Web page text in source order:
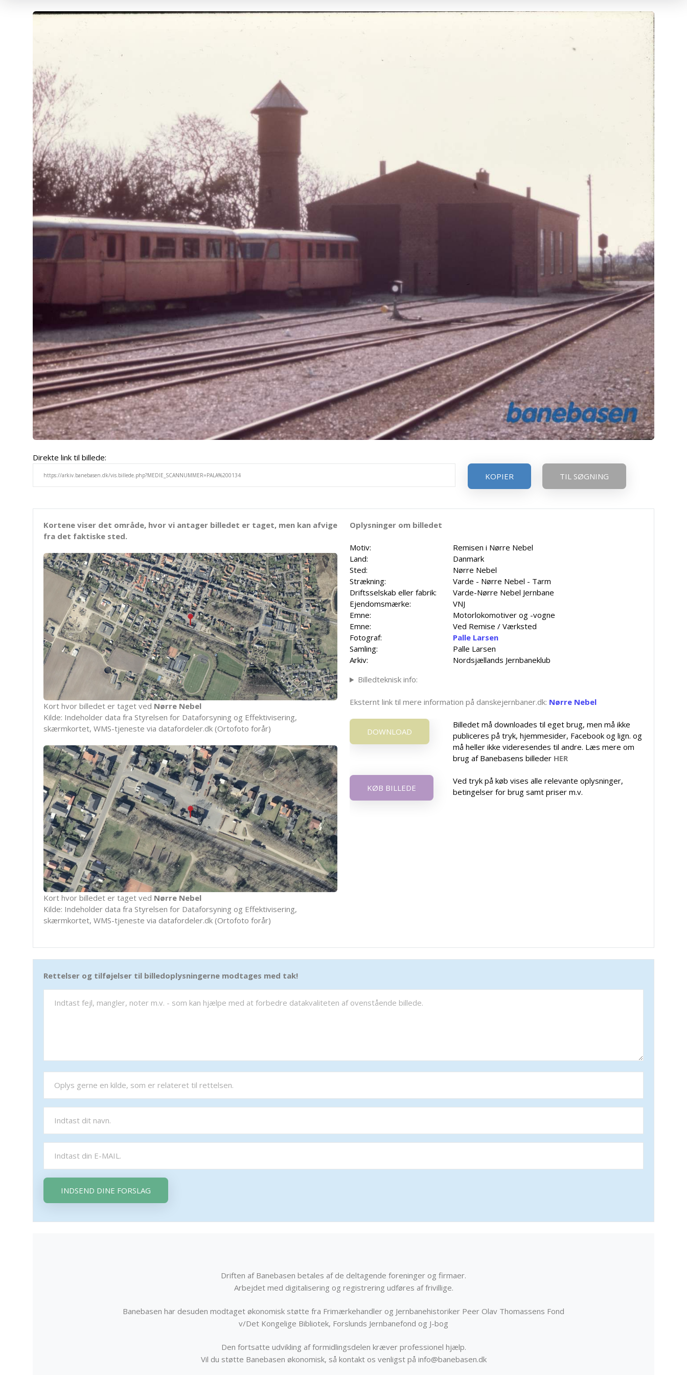
Direkte link til billede:
KOPIER
TIL SØGNING
Kortene viser det område, hvor vi antager billedet er taget, men kan afvige
fra det faktiske sted.
Kort hvor billedet er taget ved Nørre Nebel
Kilde: Indeholder data fra Styrelsen for Dataforsyning og Effektivisering,
skærmkortet, WMS-tjeneste via datafordeler.dk (Ortofoto forår)
Kort hvor billedet er taget ved Nørre Nebel
Kilde: Indeholder data fra Styrelsen for Dataforsyning og Effektivisering,
skærmkortet, WMS-tjeneste via datafordeler.dk (Ortofoto forår)
Oplysninger om billedet
Motiv:
Remisen i Nørre Nebel
Land:
Danmark
Sted:
Nørre Nebel
Strækning:
Varde - Nørre Nebel - Tarm
Driftsselskab eller fabrik:
Varde-Nørre Nebel Jernbane
Ejendomsmærke:
VNJ
Emne:
Motorlokomotiver og -vogne
Emne:
Ved Remise / Værksted
Fotograf:
Palle Larsen
Samling:
Palle Larsen
Arkiv:
Nordsjællands Jernbaneklub
Billedteknisk info:
Eksternt link til mere information på danskejernbaner.dk: Nørre Nebel
DOWNLOAD
Billedet må downloades til eget brug, men må ikke
publiceres på tryk, hjemmesider, Facebook og lign. og
må heller ikke videresendes til andre. Læs mere om
brug af Banebasens billeder HER
KØB BILLEDE
Ved tryk på køb vises alle relevante oplysninger,
betingelser for brug samt priser m.v.
Rettelser og tilføjelser til billedoplysningerne modtages med tak!
INDSEND DINE FORSLAG
Driften af Banebasen betales af de deltagende foreninger og firmaer.
Arbejdet med digitalisering og registrering udføres af frivillige.
Banebasen har desuden modtaget økonomisk støtte fra Frimærkehandler og Jernbanehistoriker Peer Olav Thomassens Fond
v/Det Kongelige Bibliotek, Forslunds Jernbanefond og J-bog
Den fortsatte udvikling af formidlingsdelen kræver professionel hjælp.
Vil du støtte Banebasen økonomisk, så kontakt os venligst på info@banebasen.dk